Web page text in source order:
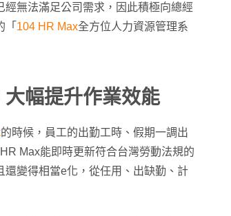
無法滿足公司需求，因此積極向總經
「 104 HR Max全方位人力資源管理系
幅提升作業效能
的時候，員工的出勤工時、假期一調出
Max能即時更新符合台灣勞動法規的
變得相當e化，從任用、出缺勤、計